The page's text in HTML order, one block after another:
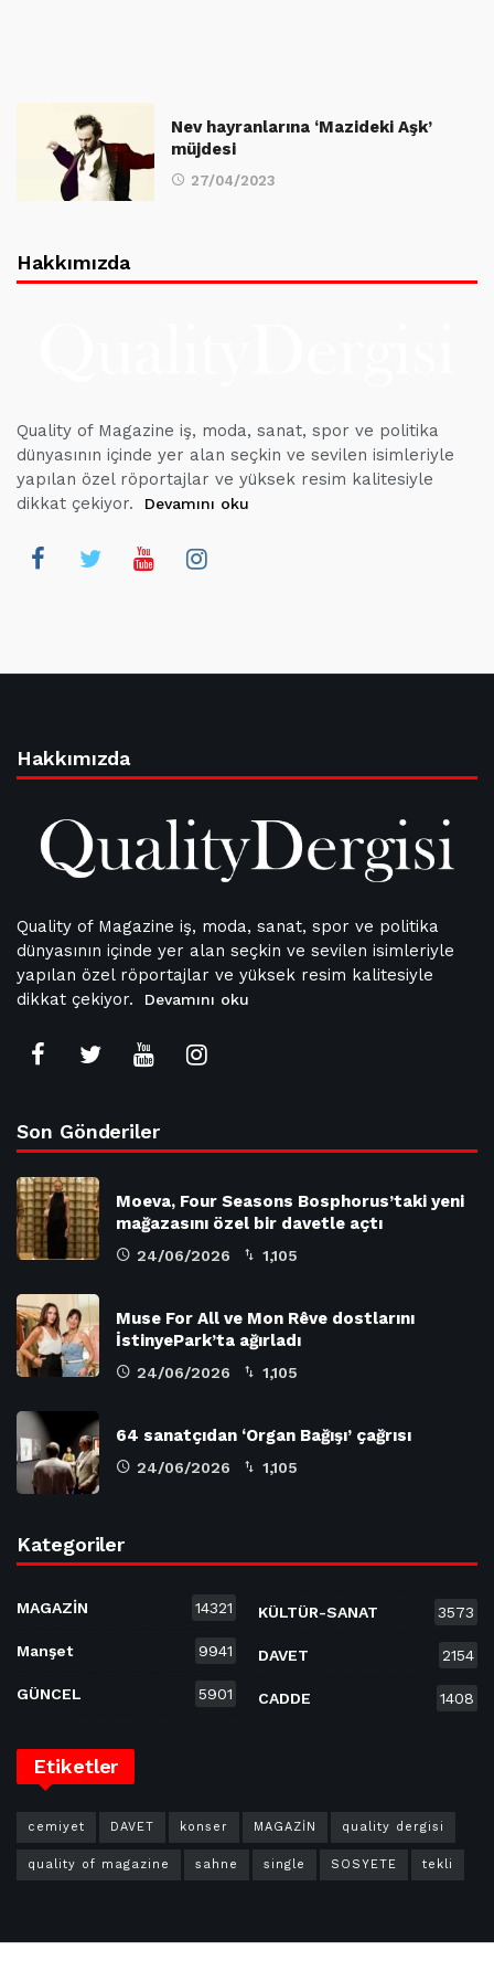
Nev hayranlarına ‘Mazideki Aşk’
müjdesi
27/04/2023
Hakkımızda
Quality of Magazine iş, moda, sanat, spor ve politika
dünyasının içinde yer alan seçkin ve sevilen isimleriyle
yapılan özel röportajlar ve yüksek resim kalitesiyle
dikkat çekiyor.
Devamını oku
Hakkımızda
Quality of Magazine iş, moda, sanat, spor ve politika
dünyasının içinde yer alan seçkin ve sevilen isimleriyle
yapılan özel röportajlar ve yüksek resim kalitesiyle
dikkat çekiyor.
Devamını oku
Son Gönderiler
Moeva, Four Seasons Bosphorus’taki yeni
mağazasını özel bir davetle açtı
24/06/2026 1,105
Muse For All ve Mon Rêve dostlarını
İstinyePark’ta ağırladı
24/06/2026 1,105
64 sanatçıdan ‘Organ Bağışı’ çağrısı
24/06/2026 1,105
Kategoriler
MAGAZİN 14321
Manşet 9941
GÜNCEL 5901
KÜLTÜR-SANAT 3573
DAVET 2154
CADDE 1408
Etiketler
cemiyet DAVET konser MAGAZİN quality dergisi
quality of magazine sahne single SOSYETE tekli